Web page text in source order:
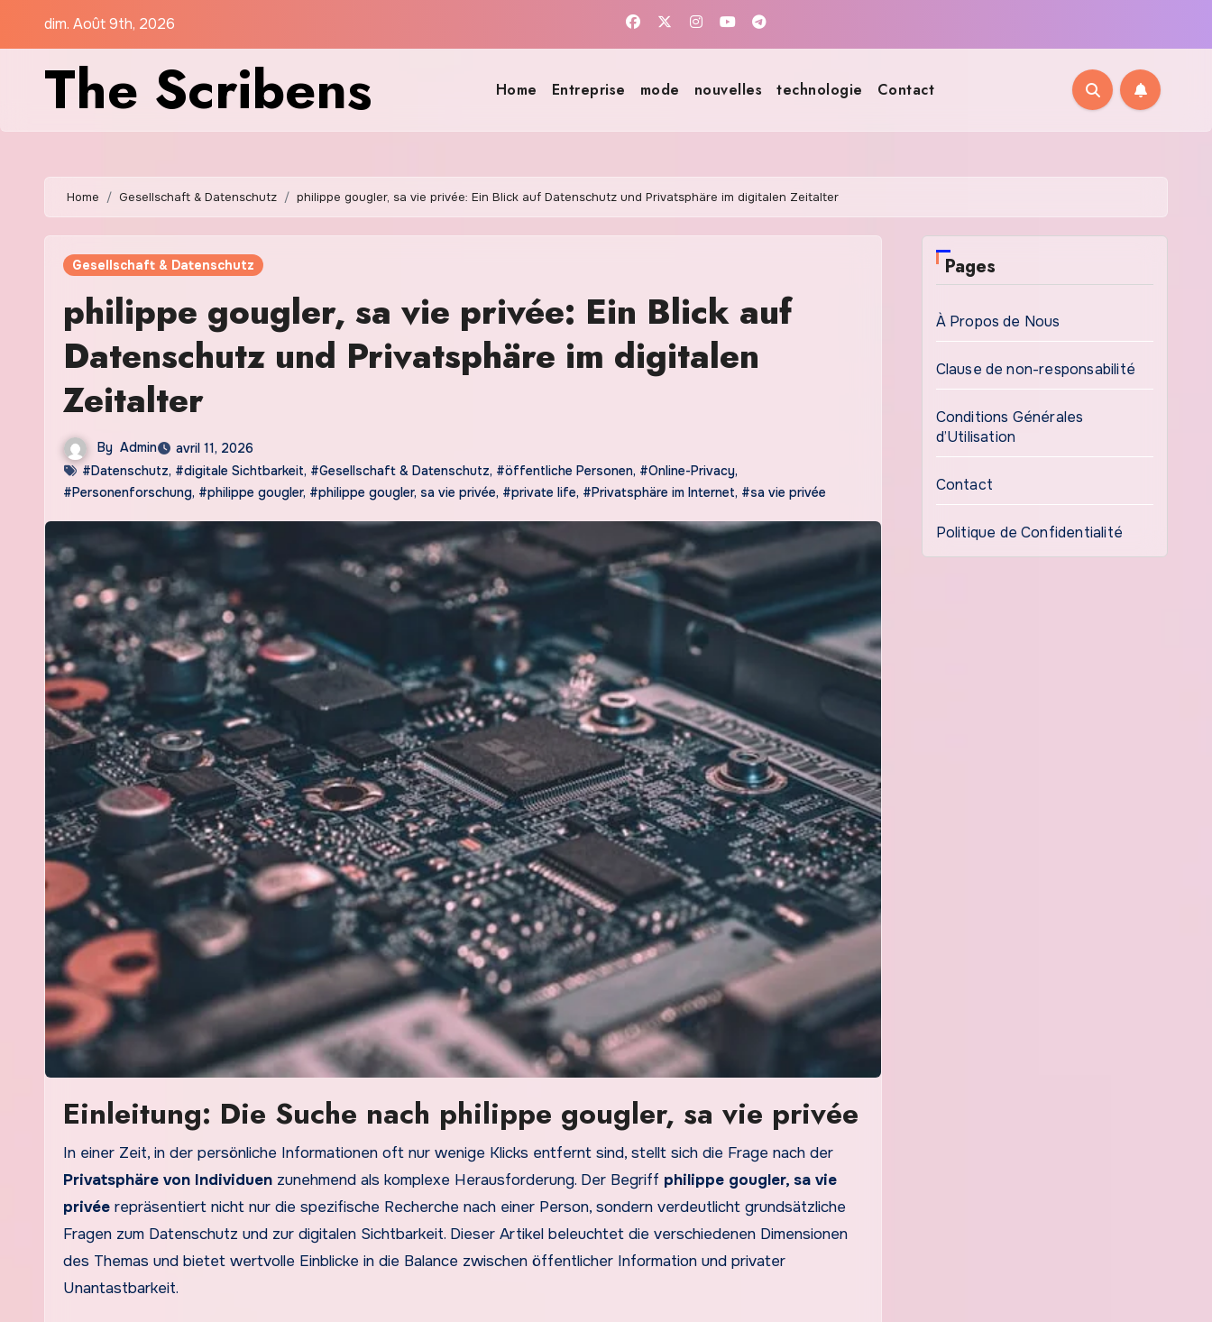
dim. Août 9th, 2026
The Scribens Home Entreprise mode nouvelles technologie Contact
Home Gesellschaft & Datenschutz philippe gougler, sa vie privée: Ein Blick auf Datenschutz und Privatsphäre im digitalen Zeitalter
Gesellschaft & Datenschutz
philippe gougler, sa vie privée: Ein Blick auf
Datenschutz und Privatsphäre im digitalen
Zeitalter
By Admin
avril 11, 2026
#Datenschutz, #digitale Sichtbarkeit, #Gesellschaft & Datenschutz, #öffentliche Personen, #Online-Privacy,
#Personenforschung, #philippe gougler, #philippe gougler, sa vie privée, #private life, #Privatsphäre im Internet, #sa vie privée
Einleitung: Die Suche nach philippe gougler, sa vie privée
In einer Zeit, in der persönliche Informationen oft nur wenige Klicks entfernt sind, stellt sich die Frage nach der
Privatsphäre von Individuen zunehmend als komplexe Herausforderung. Der Begriff philippe gougler, sa vie
privée repräsentiert nicht nur die spezifische Recherche nach einer Person, sondern verdeutlicht grundsätzliche
Fragen zum Datenschutz und zur digitalen Sichtbarkeit. Dieser Artikel beleuchtet die verschiedenen Dimensionen
des Themas und bietet wertvolle Einblicke in die Balance zwischen öffentlicher Information und privater
Unantastbarkeit.
Pages
À Propos de Nous
Clause de non-responsabilité
Conditions Générales
d’Utilisation
Contact
Politique de Confidentialité